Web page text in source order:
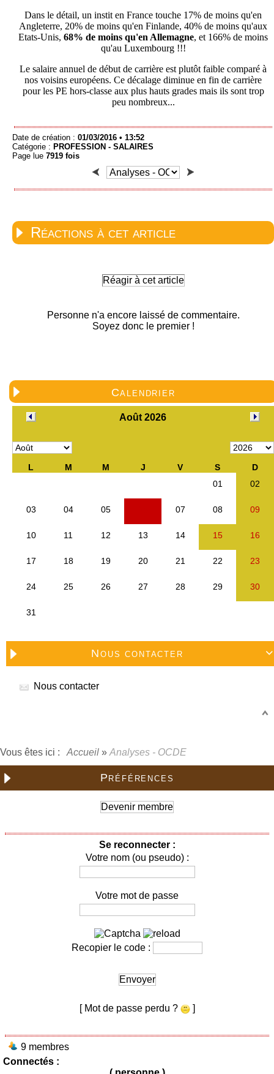
Dans le détail, un instit en France touche 17% de moins qu'en
Angleterre, 20% de moins qu'en Finlande, 40% de moins qu'aux
Etats-Unis, 68% de moins qu'en Allemagne, et 166% de moins
qu'au Luxembourg !!!
Le salaire annuel de début de carrière est plutôt faible comparé à
nos voisins européens. Ce décalage diminue en fin de carrière
pour les PE hors-classe aux plus hauts grades mais ils sont trop
peu nombreux...
Date de création : 01/03/2016 • 13:52
Catégorie : PROFESSION - SALAIRES
Page lue 7919 fois
Réactions à cet article
Réagir à cet article
Personne n'a encore laissé de commentaire.
Soyez donc le premier !
Calendrier

Nous contacter
Nous contacter
Vous êtes ici : Accueil » Analyses - OCDE
Préférences
Devenir membre
Se reconnecter :
Votre nom (ou pseudo) :
Votre mot de passe
Recopier le code :
Envoyer
[ Mot de passe perdu ? ]
9 membres
Connectés :